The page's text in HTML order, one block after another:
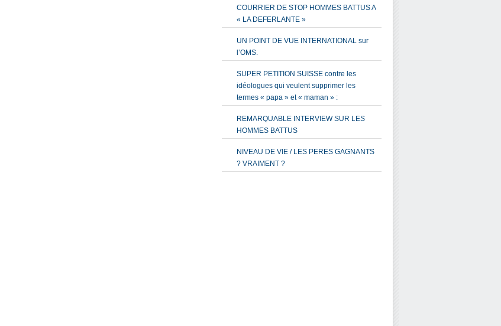
COURRIER DE STOP HOMMES BATTUS A
« LA DEFERLANTE »
UN POINT DE VUE INTERNATIONAL sur
l’OMS.
SUPER PETITION SUISSE contre les
idéologues qui veulent supprimer les
termes « papa » et « maman » :
REMARQUABLE INTERVIEW SUR LES
HOMMES BATTUS
NIVEAU DE VIE / LES PERES GAGNANTS
? VRAIMENT ?